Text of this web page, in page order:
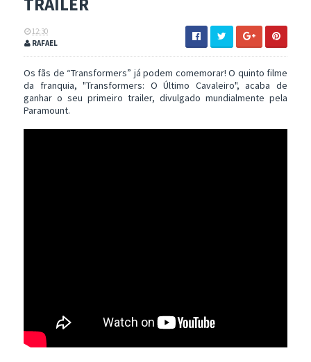
12:30
RAFAEL
Os fãs de “Transformers” já podem comemorar! O quinto filme
da franquia, "Transformers: O Último Cavaleiro", acaba de
ganhar o seu primeiro trailer, divulgado mundialmente pela
Paramount.